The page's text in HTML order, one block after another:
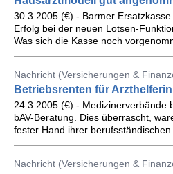
30.3.2005 (€) - Barmer
Erfolg bei der neuen Lotsen-
Was sich die Kasse noch
Nachricht (Versicherungen &
Betriebsrenten für
24.3.2005 (€) - Medizinerverbände
bAV-Beratung. Dies überrascht,
fester Hand ihrer berufsständischen
Nachricht (Versicherungen &